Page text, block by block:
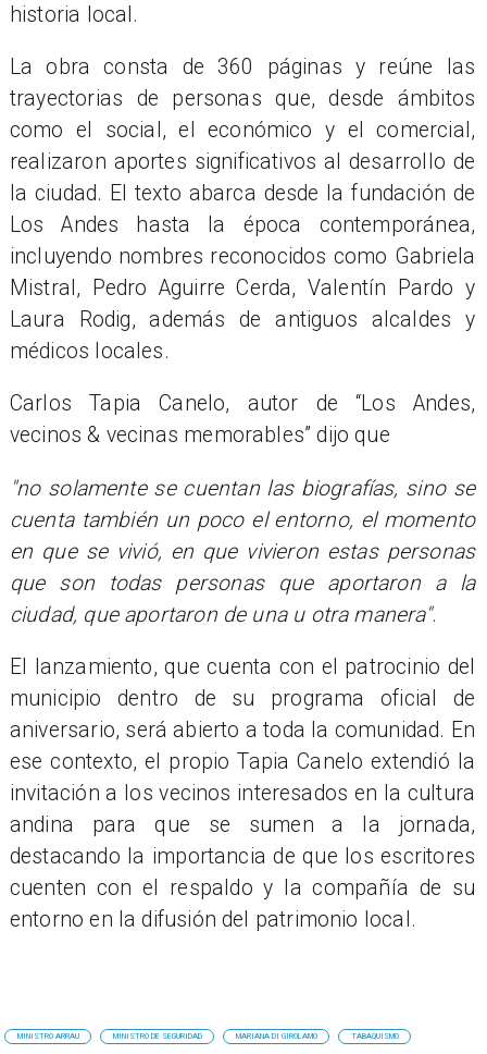
historia local.
La obra consta de 360 páginas y reúne las
trayectorias de personas que, desde ámbitos
como el social, el económico y el comercial,
realizaron aportes significativos al desarrollo de
la ciudad. El texto abarca desde la fundación de
Los Andes hasta la época contemporánea,
incluyendo nombres reconocidos como Gabriela
Mistral, Pedro Aguirre Cerda, Valentín Pardo y
Laura Rodig, además de antiguos alcaldes y
médicos locales.
Carlos Tapia Canelo, autor de “Los Andes,
vecinos & vecinas memorables” dijo que
"no solamente se cuentan las biografías, sino se
cuenta también un poco el entorno, el momento
en que se vivió, en que vivieron estas personas
que son todas personas que aportaron a la
ciudad, que aportaron de una u otra manera".
El lanzamiento, que cuenta con el patrocinio del
municipio dentro de su programa oficial de
aniversario, será abierto a toda la comunidad. En
ese contexto, el propio Tapia Canelo extendió la
invitación a los vecinos interesados en la cultura
andina para que se sumen a la jornada,
destacando la importancia de que los escritores
cuenten con el respaldo y la compañía de su
entorno en la difusión del patrimonio local.
MINISTRO ARRAU MINISTRO DE SEGURIDAD MARIANA DI GIROLAMO TABAQUISMO